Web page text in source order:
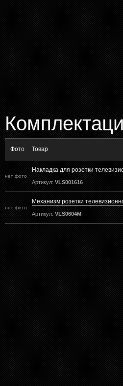
Фото Товар
нет фото
Накладка для розетки
Артикул: VLS001616
нет фото
Механизм розетки
Артикул: VLS0604M